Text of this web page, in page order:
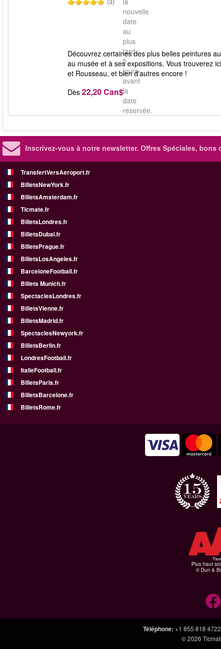
nouvelle
date
au
plus
tard
5
jours
avant
la
date
réservée.
Découvrez certaines des plus belles peintures
au musée et à ses expositions. Vous trouverez
et Rousseau, et bien d'autres encore !
Dès 22,20 Can$
Inscrivez-vous à notre newsletter. Offres Spéciales, bons
TransfertVersAeroport.fr
BilletsNewYork.fr
BilletsAmsterdam.fr
Ticmate.fr
BilletsLondres.fr
BilletsDubai.fr
BilletsPrague.fr
BilletsLosAngeles.fr
BarceloneFootball.fr
Billets Munich.fr
SpectaclesLondres.fr
BilletsVienne.fr
BilletsMadrid.fr
SpectaclesNewyork.fr
BilletsBerlin.fr
LondresFootball.fr
ItalieFootball.fr
BilletsParis.fr
BilletsBarcelone.fr
BilletsRome.fr
Plus haut
© Dun &
Téléphone: +1 855 818 4722
© 2026